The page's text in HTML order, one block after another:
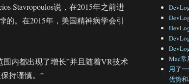
Stavropoulos说，在2015年之前进
。在2015年，美国精神病学会引
围内都出现了增长”并且随着VR技术
持谨慎。”
Mac常
用了
优势